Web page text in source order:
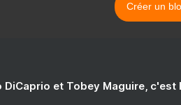
Créer un
DiCaprio et Tobey Maguire,